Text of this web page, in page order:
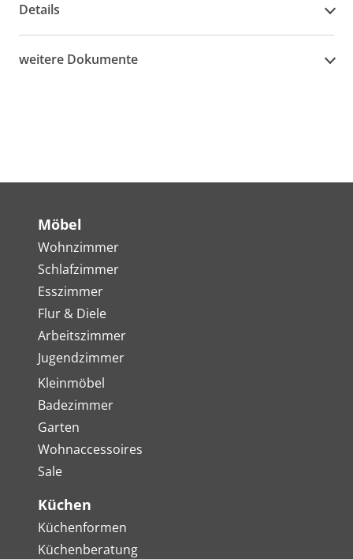
Details
weitere Dokumente
Möbel
Wohnzimmer
Schlafzimmer
Esszimmer
Flur & Diele
Arbeitszimmer
Jugendzimmer
Kleinmöbel
Badezimmer
Garten
Wohnaccessoires
Sale
Küchen
Küchenformen
Küchenberatung